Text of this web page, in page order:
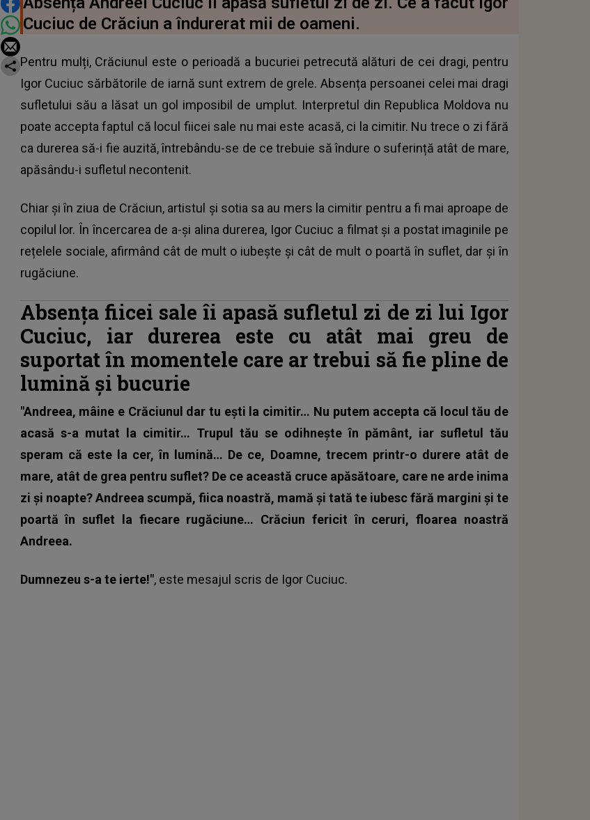
Cuciuc de Crăciun a îndurerat mii de oameni.
Pentru mulți, Crăciunul este o perioadă a bucuriei petrecută alături de cei dragi, pentru
Igor Cuciuc sărbătorile de iarnă sunt extrem de grele. Absența persoanei celei mai dragi
sufletului său a lăsat un gol imposibil de umplut. Interpretul din Republica Moldova nu
poate accepta faptul că locul fiicei sale nu mai este acasă, ci la cimitir. Nu trece o zi fără
ca durerea să-i fie auzită, întrebându-se de ce trebuie să îndure o suferință atât de mare,
apăsându-i sufletul necontenit.
Chiar și în ziua de Crăciun, artistul și sotia sa au mers la cimitir pentru a fi mai aproape de
copilul lor. În încercarea de a-și alina durerea, Igor Cuciuc a filmat și a postat imaginile pe
rețelele sociale, afirmând cât de mult o iubește și cât de mult o poartă în suflet, dar și în
rugăciune.
Absența fiicei sale îi apasă sufletul zi de zi lui Igor
Cuciuc, iar durerea este cu atât mai greu de
suportat în momentele care ar trebui să fie pline de
lumină și bucurie
"Andreea, mâine e Crăciunul dar tu ești la cimitir… Nu putem accepta că locul tău de
acasă s-a mutat la cimitir… Trupul tău se odihnește în pământ, iar sufletul tău
speram că este la cer, în lumină… De ce, Doamne, trecem printr-o durere atât de
mare, atât de grea pentru suflet? De ce această cruce apăsătoare, care ne arde inima
zi și noapte? Andreea scumpă, fiica noastră, mamă și tată te iubesc fără margini și te
poartă în suflet la fiecare rugăciune… Crăciun fericit în ceruri, floarea noastră
Andreea.
Dumnezeu s-a te ierte!", este mesajul scris de Igor Cuciuc.